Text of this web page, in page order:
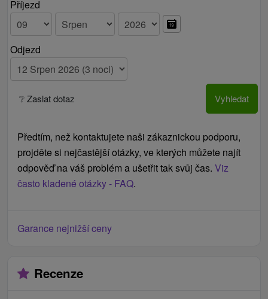
Možnost prodloužení pobytu s polopenzí, vstupem
cenu 75 € / osoba / noc.
Příjezd
Odjezd
❔ Zaslat dotaz Vyhledat
Předtím, než kontaktujete naši zákaznickou podporu,
projděte si nejčastější otázky, ve kterých můžete najít
odpověď na váš problém a ušetřit tak svůj čas. Viz
často kladené otázky - FAQ.
Garance nejnižší ceny
Recenze